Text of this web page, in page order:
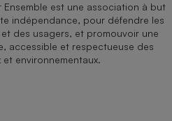
Ensemble est une association à but
indépendance, pour défendre les
des usagers, et promouvoir une
accessible et respectueuse des
environnementaux.